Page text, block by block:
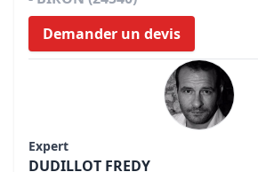
Demander un devis
Expert
DUDILLOT FREDY